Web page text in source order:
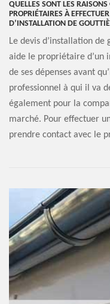
QUELLES SONT LES
PROPRIÉTAIRES À
D’INSTALLATION DE
Le devis d’installation
aide le propriétaire d’un
de ses dépenses avant
professionnel à qui il va
également pour la
marché. Pour effectuer
prendre contact avec le